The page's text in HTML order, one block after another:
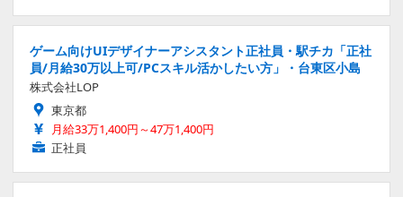
ゲーム向けUIデザイナーアシスタント正社員・駅チカ「正社
員/月給30万以上可/PCスキル活かしたい方」・台東区小島
株式会社LOP
東京都
月給33万1,400円～47万1,400円
正社員